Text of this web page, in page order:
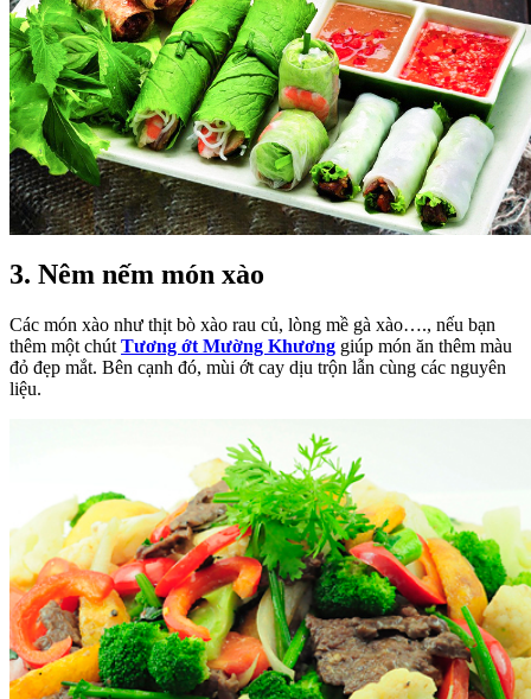
3. Nêm nếm món xào
Các món xào như thịt bò xào rau củ, lòng mề gà xào…., nếu bạn
thêm một chút Tương ớt Mường Khương giúp món ăn thêm màu
đỏ đẹp mắt. Bên cạnh đó, mùi ớt cay dịu trộn lẫn cùng các nguyên
liệu.